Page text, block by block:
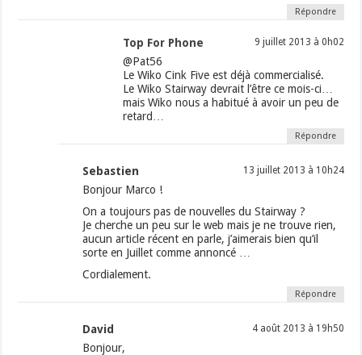
Répondre
Top For Phone 9 juillet 2013 à 0h02
@Pat56
Le Wiko Cink Five est déjà commercialisé.
Le Wiko Stairway devrait l’être ce mois-ci…
mais Wiko nous a habitué à avoir un peu de
retard…
Répondre
Sebastien 13 juillet 2013 à 10h24
Bonjour Marco !
On a toujours pas de nouvelles du Stairway ?
Je cherche un peu sur le web mais je ne trouve rien,
aucun article récent en parle, j’aimerais bien qu’il
sorte en Juillet comme annoncé …
Cordialement.
Répondre
David 4 août 2013 à 19h50
Bonjour,